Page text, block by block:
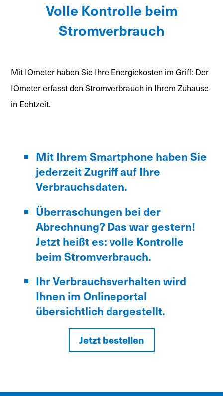
Volle Kontrolle beim
Stromverbrauch
Mit IOmeter haben Sie Ihre Energiekosten im Griff: Der
IOmeter erfasst den Stromverbrauch in Ihrem Zuhause
in Echtzeit.
Mit Ihrem Smartphone haben Sie
jederzeit Zugriff auf Ihre
Verbrauchsdaten.
Überraschungen bei der
Abrechnung? Das war gestern!
Jetzt heißt es: volle Kontrolle
beim Stromverbrauch.
Ihr Verbrauchsverhalten wird
Ihnen im Onlineportal
übersichtlich dargestellt.
Jetzt bestellen